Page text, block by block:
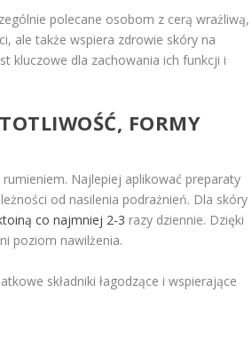
polecane osobom z cerą wrażliwą,
ale także wspiera zdrowie skóry na
kluczowe dla zachowania ich funkcji i
FORMY
Najlepiej aplikować preparaty
od nasilenia podrażnień. Dla skóry
co najmniej 2-3 razy dziennie. Dzięki
poziom nawilżenia.
składniki łagodzące i wspierające